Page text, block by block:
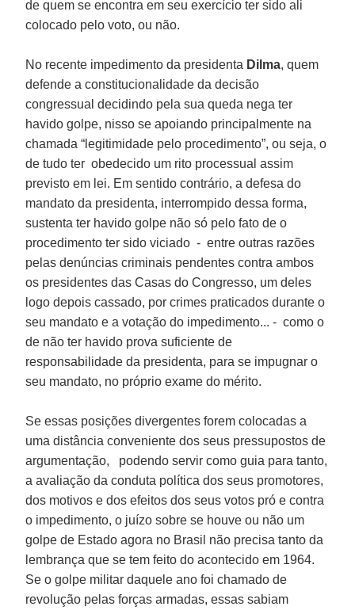
de quem se encontra em seu exercício ter sido ali
colocado pelo voto, ou não.
No recente impedimento da presidenta Dilma, quem
defende a constitucionalidade da decisão
congressual decidindo pela sua queda nega ter
havido golpe, nisso se apoiando principalmente na
chamada “legitimidade pelo procedimento”, ou seja, o
de tudo ter obedecido um rito processual assim
previsto em lei. Em sentido contrário, a defesa do
mandato da presidenta, interrompido dessa forma,
sustenta ter havido golpe não só pelo fato de o
procedimento ter sido viciado - entre outras razões
pelas denúncias criminais pendentes contra ambos
os presidentes das Casas do Congresso, um deles
logo depois cassado, por crimes praticados durante o
seu mandato e a votação do impedimento... - como o
de não ter havido prova suficiente de
responsabilidade da presidenta, para se impugnar o
seu mandato, no próprio exame do mérito.
Se essas posições divergentes forem colocadas a
uma distância conveniente dos seus pressupostos de
argumentação, podendo servir como guia para tanto,
a avaliação da conduta política dos seus promotores,
dos motivos e dos efeitos dos seus votos pró e contra
o impedimento, o juízo sobre se houve ou não um
golpe de Estado agora no Brasil não precisa tanto da
lembrança que se tem feito do acontecido em 1964.
Se o golpe militar daquele ano foi chamado de
revolução pelas forças armadas, essas sabiam